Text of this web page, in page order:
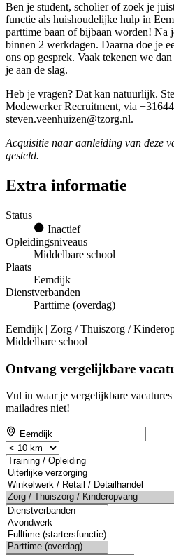
Ben je student, scholier of zoek je
functie als huishoudelijke hulp in
parttime baan of bijbaan worden!
binnen 2 werkdagen. Daarna doe je
ons op gesprek. Vaak tekenen we
je aan de slag.
Heb je vragen? Dat kan natuurlijk.
Medewerker Recruitment, via
steven.veenhuizen@tzorg.nl.
Acquisitie naar aanleiding van deze
gesteld.
Extra informatie
Status
Inactief
Opleidingsniveaus
Middelbare school
Plaats
Eemdijk
Dienstverbanden
Parttime (overdag)
Eemdijk | Zorg / Thuiszorg /
Middelbare school
Ontvang vergelijkbare
Vul in waar je vergelijkbare
mailadres niet!